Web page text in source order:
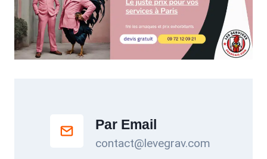
Par Email
contact@levegrav.com